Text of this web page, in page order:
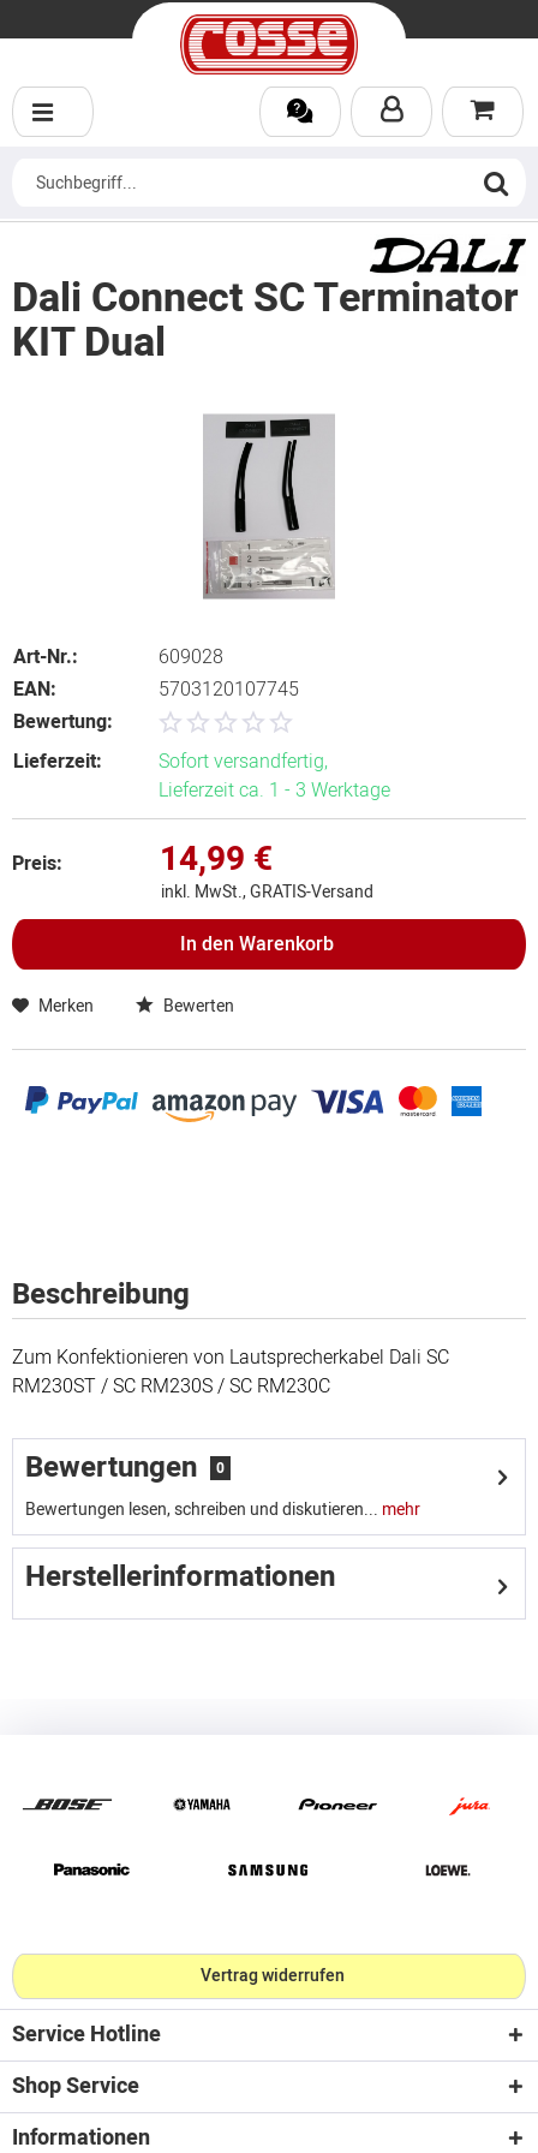
Dali Connect SC Terminator
KIT Dual
Art-Nr.:
609028
EAN:
5703120107745
Bewertung:
Lieferzeit:
Sofort versandfertig,
Lieferzeit ca. 1 - 3 Werktage
Preis: 14,99 €
inkl. MwSt., GRATIS-Versand
In den Warenkorb
Merken Bewerten
Beschreibung
Zum Konfektionieren von Lautsprecherkabel Dali SC
RM230ST / SC RM230S / SC RM230C
Bewertungen 0
Bewertungen lesen, schreiben und diskutieren... mehr
Herstellerinformationen
Vertrag widerrufen
Service Hotline
Shop Service
Informationen